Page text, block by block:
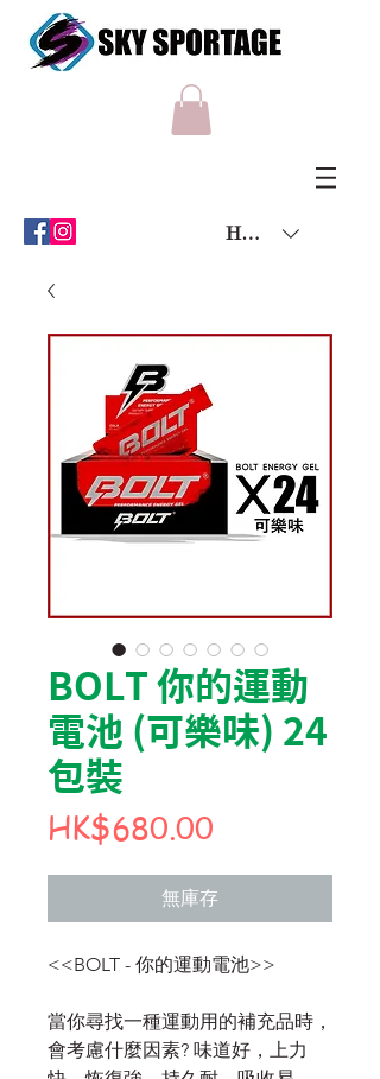
HKD (HK$)
BOLT 你的運動
電池 (可樂味) 24
包裝
HK$680.00
格
無庫存
<<BOLT - 你的運動電池>>
當你尋找一種運動用的補充品時，
會考慮什麼因素? 味道好，上力